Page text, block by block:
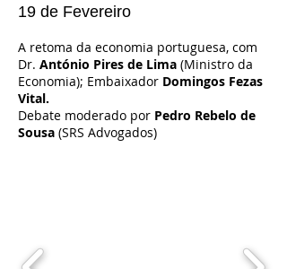
19 de Fevereiro
A retoma da economia portuguesa, com
Dr. António Pires de Lima (Ministro da
Economia); Embaixador Domingos Fezas
Vital.
Debate moderado por Pedro Rebelo de
Sousa (SRS Advogados)